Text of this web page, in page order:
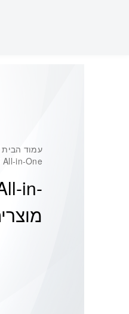
עמוד הבית
in-One
in-